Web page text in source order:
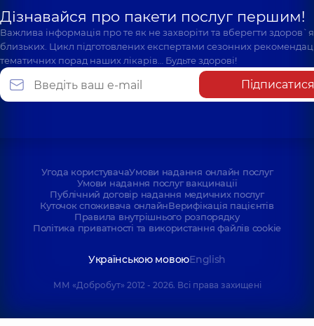
Дізнавайся про пакети послуг першим!
Важлива інформація про те як не захворіти та вберегти
близьких. Цикл підготовлених експертами сезонних
тематичних порад наших лікарів… Будьте здорові!
Підписатися
Угода користувачаУмови надання онлайн послуг
Умови надання послуг вакцинації
Публічний договір надання медичних послуг
Куточок споживача онлайнВерифікація пацієнтів
Правила внутрішнього розпорядку
Політика приватності та використання файлів cookie
Українською мовоюEnglish
ММ «Добробут» 2012 - 2026. Всі права захищені